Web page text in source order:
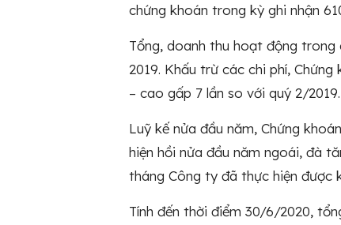
chứng khoán trong kỳ ghi nhận
Tổng, doanh thu hoạt động trong
2019. Khấu trừ các chi phí,
– cao gấp 7 lần so với quý 2/2019.
Luỹ kế nửa đầu năm, Chứng
hiện hồi nửa đầu năm ngoái, đà
tháng Công ty đã thực hiện được
Tính đến thời điểm 30/6/2020,